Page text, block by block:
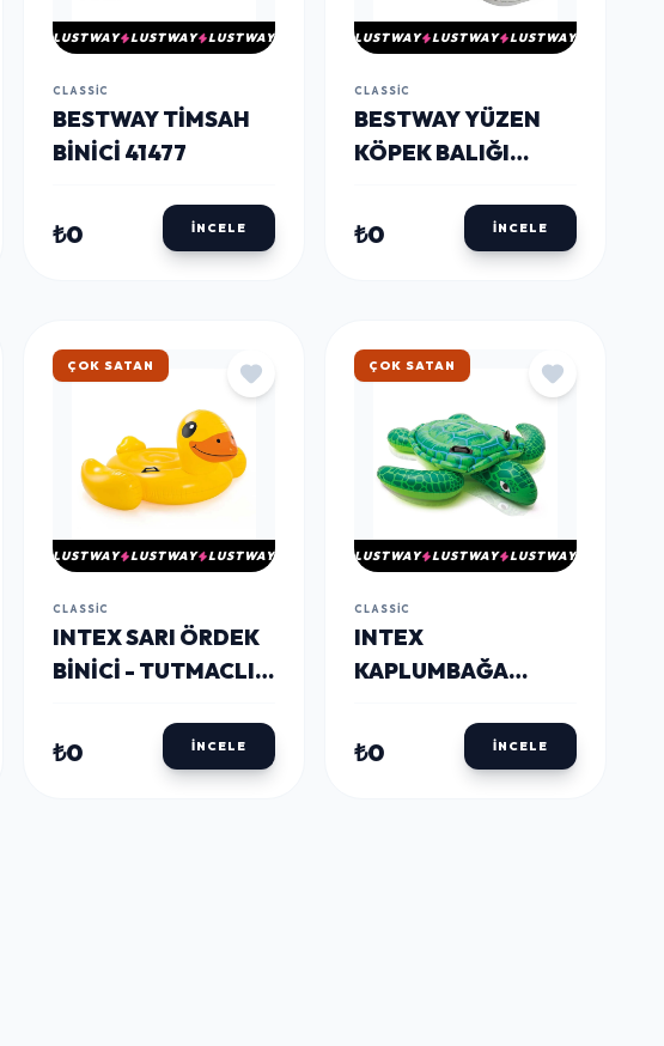
LUSTWAY LUSTWAY LUSTWAY
CLASSIC
BESTWAY TIMSAH
BINICI 41477
₺0 İNCELE
LUSTWAY LUSTWAY LUSTWAY
CLASSIC
BESTWAY YÜZEN
KÖPEK BALIĞI
₺0 İNCELE
HIZLI KARGO
LUSTWAY LUSTWAY LUSTWAY
CLASSIC
INTEX SARI ÖRDEK
BINICI - TUTMACLI
₺0 İNCELE
HIZLI KARGO
LUSTWAY LUSTWAY LUSTWAY
CLASSIC
INTEX
KAPLUMBAĞA
₺0 İNCELE